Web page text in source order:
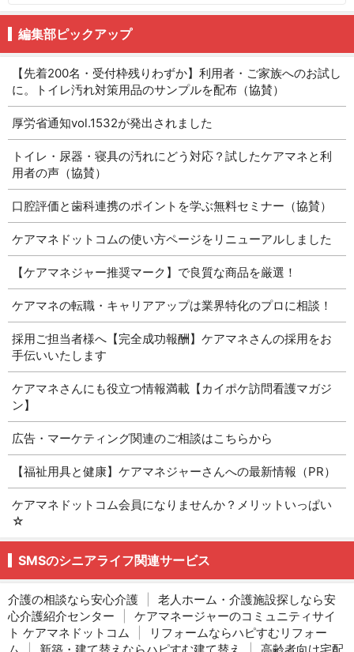
編集部ピックアップ
【先着200名・受付枠残りわずか】利用者・ご家族へのお試し
に。トイレ汚れ対策用品のサンプルを配布（協賛）
厚労省通知vol.1532が発出されました
トイレ・尿器・寝具の汚れにどう対応？試したケアマネと利
用者の声（協賛）
口腔評価と歯科連携のポイントを学ぶ無料セミナー（協賛）
ケアマネドットコムの使い方ページをリニューアルしました
【ケアマネジャー推奨マーク】で良質な商品を厳選！
ケアマネの転職・キャリアアップは業界特化のプロに相談！
採用ご担当者様へ【完全成功報酬】ケアマネさんの採用をお
手伝いいたします
ケアマネさんにも役立つ情報満載【カイポケ訪問看護マガジ
ン】
広告・マーケティング関連のご相談はこちらから
【福祉用具と健康】ケアマネジャーさんへの最新情報（PR）
ケアマネドットコム会員になりませんか？メリットいっぱい
☆
SMSのシニアライフ関連サービス
介護の相談なら安心介護
老人ホーム・介護施設探しなら安
心介護紹介センター
ケアマネージャーのコミュニティサイ
ト ケアマネドットコム
リフォームならハピすむリフォー